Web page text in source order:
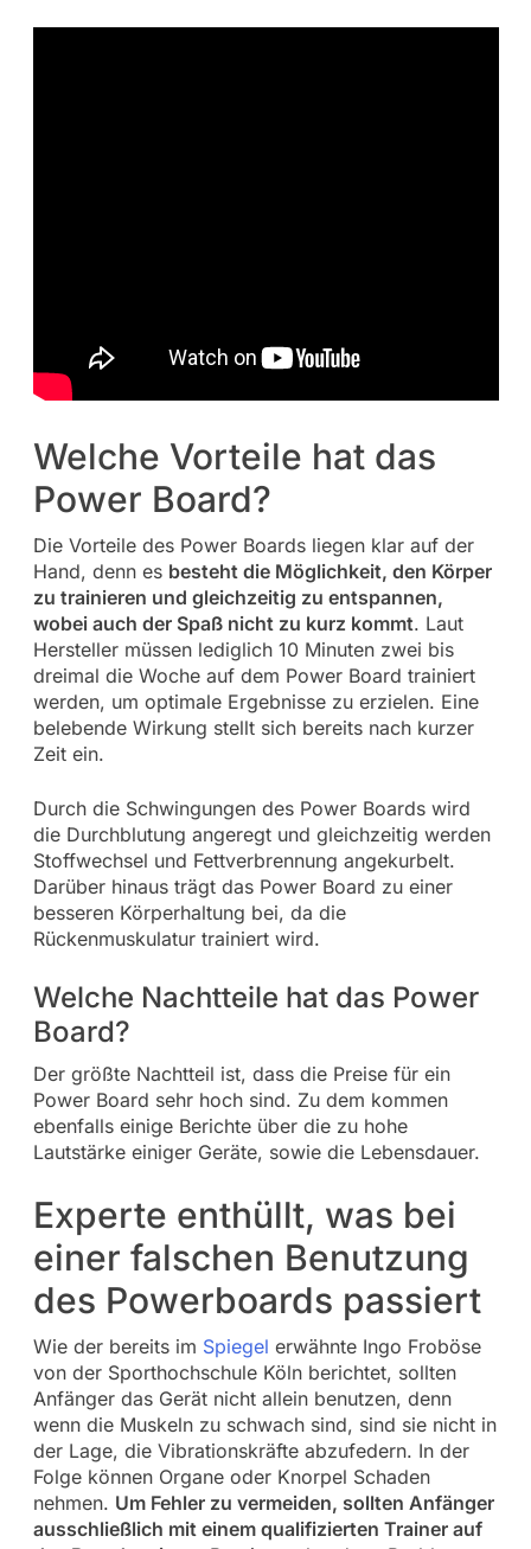
Welche Vorteile hat das
Power Board?
Die Vorteile des Power Boards liegen klar auf der
Hand, denn es besteht die Möglichkeit, den Körper
zu trainieren und gleichzeitig zu entspannen,
wobei auch der Spaß nicht zu kurz kommt. Laut
Hersteller müssen lediglich 10 Minuten zwei bis
dreimal die Woche auf dem Power Board trainiert
werden, um optimale Ergebnisse zu erzielen. Eine
belebende Wirkung stellt sich bereits nach kurzer
Zeit ein.
Durch die Schwingungen des Power Boards wird
die Durchblutung angeregt und gleichzeitig werden
Stoffwechsel und Fettverbrennung angekurbelt.
Darüber hinaus trägt das Power Board zu einer
besseren Körperhaltung bei, da die
Rückenmuskulatur trainiert wird.
Welche Nachtteile hat das Power
Board?
Der größte Nachtteil ist, dass die Preise für ein
Power Board sehr hoch sind. Zu dem kommen
ebenfalls einige Berichte über die zu hohe
Lautstärke einiger Geräte, sowie die Lebensdauer.
Experte enthüllt, was bei
einer falschen Benutzung
des Powerboards passiert
Wie der bereits im Spiegel erwähnte Ingo Froböse
von der Sporthochschule Köln berichtet, sollten
Anfänger das Gerät nicht allein benutzen, denn
wenn die Muskeln zu schwach sind, sind sie nicht in
der Lage, die Vibrationskräfte abzufedern. In der
Folge können Organe oder Knorpel Schaden
nehmen. Um Fehler zu vermeiden, sollten Anfänger
ausschließlich mit einem qualifizierten Trainer auf